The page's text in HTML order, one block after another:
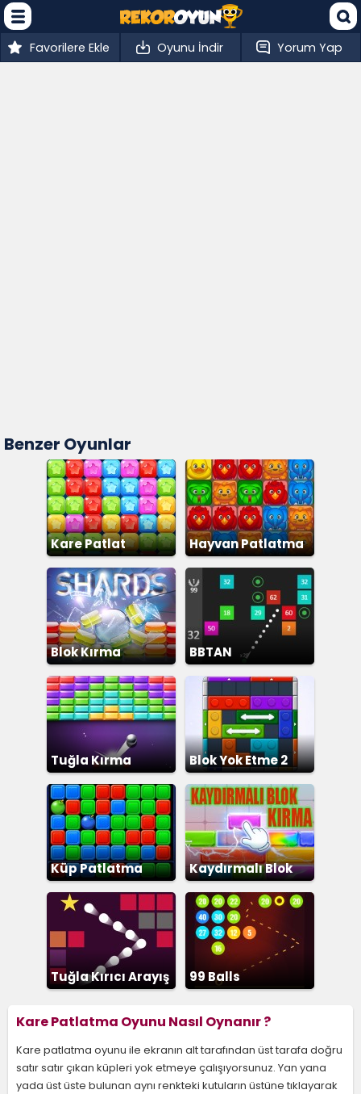
Favorilere Ekle Oyunu İndir Yorum Yap
Benzer Oyunlar
Kare Patlat Hayvan Patlatma
Blok Kırma BBTAN
Tuğla Kırma Blok Yok Etme 2
Küp Patlatma
Kaydırmalı Blok
Kırma
Tuğla Kırıcı Arayış 99 Balls
Kare Patlatma Oyunu Nasıl Oynanır ?
Kare patlatma oyunu ile ekranın alt tarafından üst tarafa doğru
satır satır çıkan küpleri yok etmeye çalışıyorsunuz. Yan yana
yada üst üste bulunan aynı renkteki kutuların üstüne tıklayarak